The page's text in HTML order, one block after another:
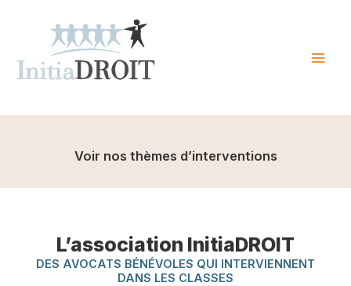
Voir nos thèmes d’interventions
L’association InitiaDROIT
DES AVOCATS BÉNÉVOLES QUI INTERVIENNENT
DANS LES CLASSES